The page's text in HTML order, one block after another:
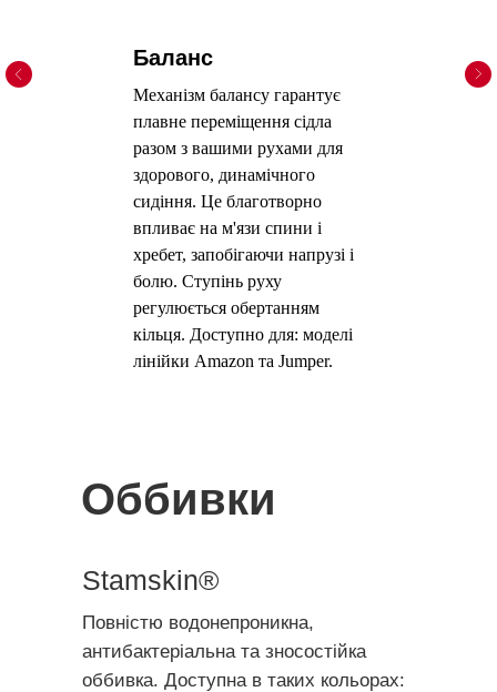
Баланс
Механізм балансу гарантує
плавне переміщення сідла
разом з вашими рухами для
здорового, динамічного
сидіння. Це благотворно
впливає на м'язи спини і
хребет, запобігаючи напрузі і
болю. Ступінь руху
регулюється обертанням
кільця. Доступно для: моделі
лінійки Amazon та Jumper.
Оббивки
Stamskin®
Повністю водонепроникна,
антибактеріальна та зносостійка
оббивка. Доступна в таких кольорах: